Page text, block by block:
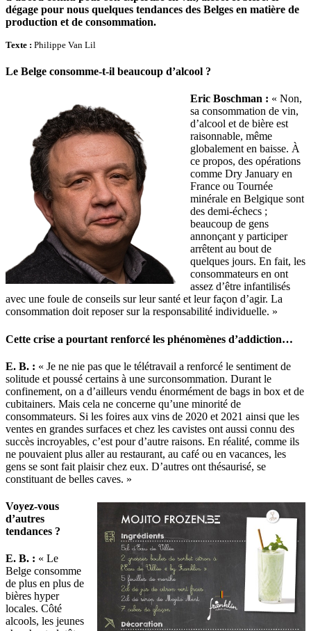
dégage pour nous quelques tendances des Belges en matière de
production et de consommation.
Texte : Philippe Van Lil
Le Belge consomme-t-il beaucoup d’alcool ?
Eric Boschman : « Non,
sa consommation de vin,
d’alcool et de bière est
raisonnable, même
globalement en baisse. À
ce propos, des opérations
comme Dry January en
France ou Tournée
minérale en Belgique sont
des demi-échecs ;
beaucoup de gens
annonçant y participer
arrêtent au bout de
quelques jours. En fait, les
consommateurs en ont
assez d’être infantilisés
avec une foule de conseils sur leur santé et leur façon d’agir. La
consommation doit reposer sur la responsabilité individuelle. »
Cette crise a pourtant renforcé les phénomènes d’addiction…
E. B. : « Je ne nie pas que le télétravail a renforcé le sentiment de
solitude et poussé certains à une surconsommation. Durant le
confinement, on a d’ailleurs vendu énormément de bags in box et de
cubitainers. Mais cela ne concerne qu’une minorité de
consommateurs. Si les foires aux vins de 2020 et 2021 ainsi que les
ventes en grandes surfaces et chez les cavistes ont aussi connu des
succès incroyables, c’est pour d’autre raisons. En réalité, comme ils
ne pouvaient plus aller au restaurant, au café ou en vacances, les
gens se sont fait plaisir chez eux. D’autres ont thésaurisé, se
constituant de belles caves. »
Voyez-vous
d’autres
tendances ?
E. B. : « Le
Belge consomme
de plus en plus de
bières hyper
locales. Côté
alcools, les jeunes